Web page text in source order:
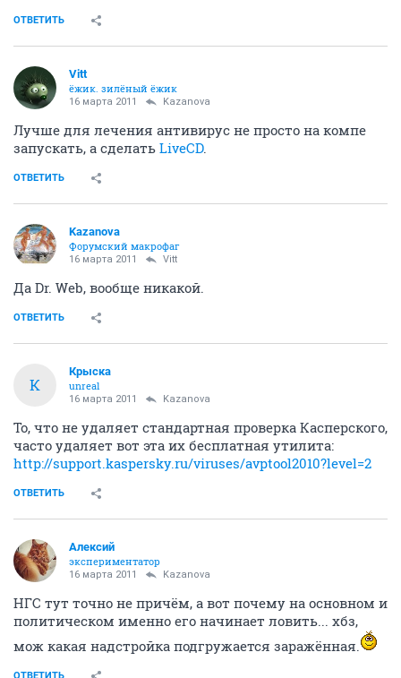
ОТВЕТИТЬ
Vitt
ёжик. зилёный ёжик
16 марта 2011 Kazanova
Лучше для лечения антивирус не просто на компе
запускать, а сделать LiveCD.
ОТВЕТИТЬ
Kazanova
Форумский макрофаг
16 марта 2011 Vitt
Да Dr. Web, вообще никакой.
ОТВЕТИТЬ
К
Крыска
unreal
16 марта 2011 Kazanova
То, что не удаляет стандартная проверка Касперского,
часто удаляет вот эта их бесплатная утилита:
http://support.kaspersky.ru/viruses/avptool2010?level=2
ОТВЕТИТЬ
Алексий
экспериментатор
16 марта 2011 Kazanova
НГС тут точно не причём, а вот почему на основном и
политическом именно его начинает ловить... хбз,
мож какая надстройка подгружается заражённая.
ОТВЕТИТЬ